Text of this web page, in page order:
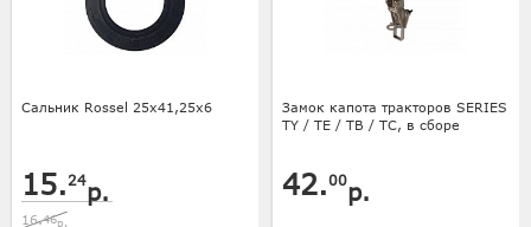
Сальник Rossel 25х41,25х6
15. 24р.
16.46р.
Замок капота тракторов SERIES
TY / TE / TB / TC, в сборе
42.00р.